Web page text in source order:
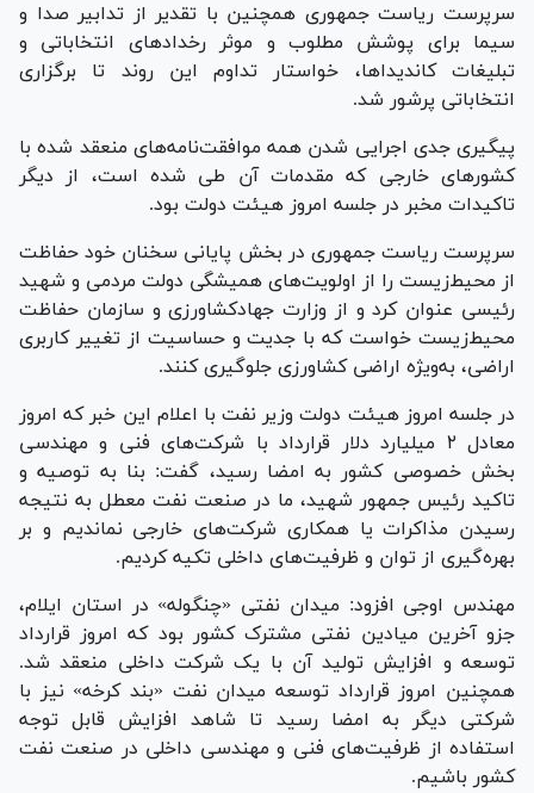
سرپرست ریاست جمهوری همچنین با تقدیر از تدابیر صدا و
سیما برای پوشش مطلوب و موثر رخداد‌های انتخاباتی و
تبلیغات کاندیداها، خواستار تداوم این روند تا برگزاری
انتخاباتی پرشور شد.
پیگیری جدی اجرایی شدن همه موافقت‌نامه‌های منعقد شده با
کشور‌های خارجی که مقدمات آن طی شده است، از دیگر
تاکیدات مخبر در جلسه امروز هیئت دولت بود.
سرپرست ریاست جمهوری در بخش پایانی سخنان خود حفاظت
از محیط‌زیست را از اولویت‌های همیشگی دولت مردمی و شهید
رئیسی عنوان کرد و از وزارت جهادکشاورزی و سازمان حفاظت
محیط‌زیست خواست که با جدیت و حساسیت از تغییر کاربری
اراضی، به‌ویژه اراضی کشاورزی جلوگیری کنند.
در جلسه امروز هیئت دولت وزیر نفت با اعلام این خبر که امروز
معادل ۲ میلیارد دلار قرارداد با شرکت‌های فنی و مهندسی
بخش خصوصی کشور به امضا رسید، گفت: بنا به توصیه و
تاکید رئیس جمهور شهید، ما در صنعت نفت معطل به نتیجه
رسیدن مذاکرات یا همکاری شرکت‌های خارجی نماندیم و بر
بهره‌گیری از توان و ظرفیت‌های داخلی تکیه کردیم.
مهندس اوجی افزود: میدان نفتی «چنگوله» در استان ایلام،
جزو آخرین میادین نفتی مشترک کشور بود که امروز قرارداد
توسعه و افزایش تولید آن با یک شرکت داخلی منعقد شد.
همچنین امروز قرارداد توسعه میدان نفت «بند کرخه» نیز با
شرکتی دیگر به امضا رسید تا شاهد افزایش قابل توجه
استفاده از ظرفیت‌های فنی و مهندسی داخلی در صنعت نفت
کشور باشیم.